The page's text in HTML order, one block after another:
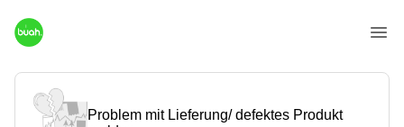
Problem mit Lieferung/ defektes Produkt